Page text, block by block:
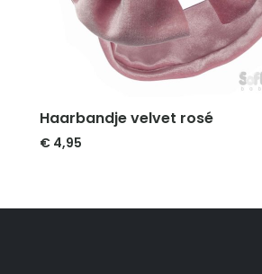
Haarbandje velvet rosé
€ 4,95